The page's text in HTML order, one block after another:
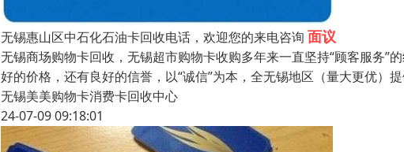
无锡惠山区中石化石油卡回收电话，欢迎您的来电咨询 面议
无锡商场购物卡回收，无锡超市购物卡收购多年来一直坚持“顾客服务”
好的价格，还有良好的信誉，以“诚信”为本，全无锡地区（量大更优）
无锡美美购物卡消费卡回收中心
24-07-09 09:18:01